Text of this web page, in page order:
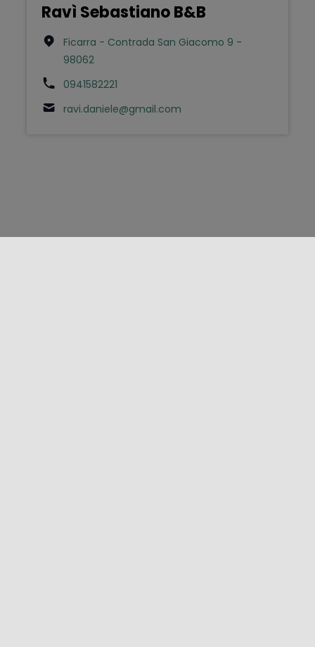
Ravì Sebastiano B&B
Ficarra - Contrada San Giacomo 9 -
98062
0941582221
ravi.daniele@gmail.com